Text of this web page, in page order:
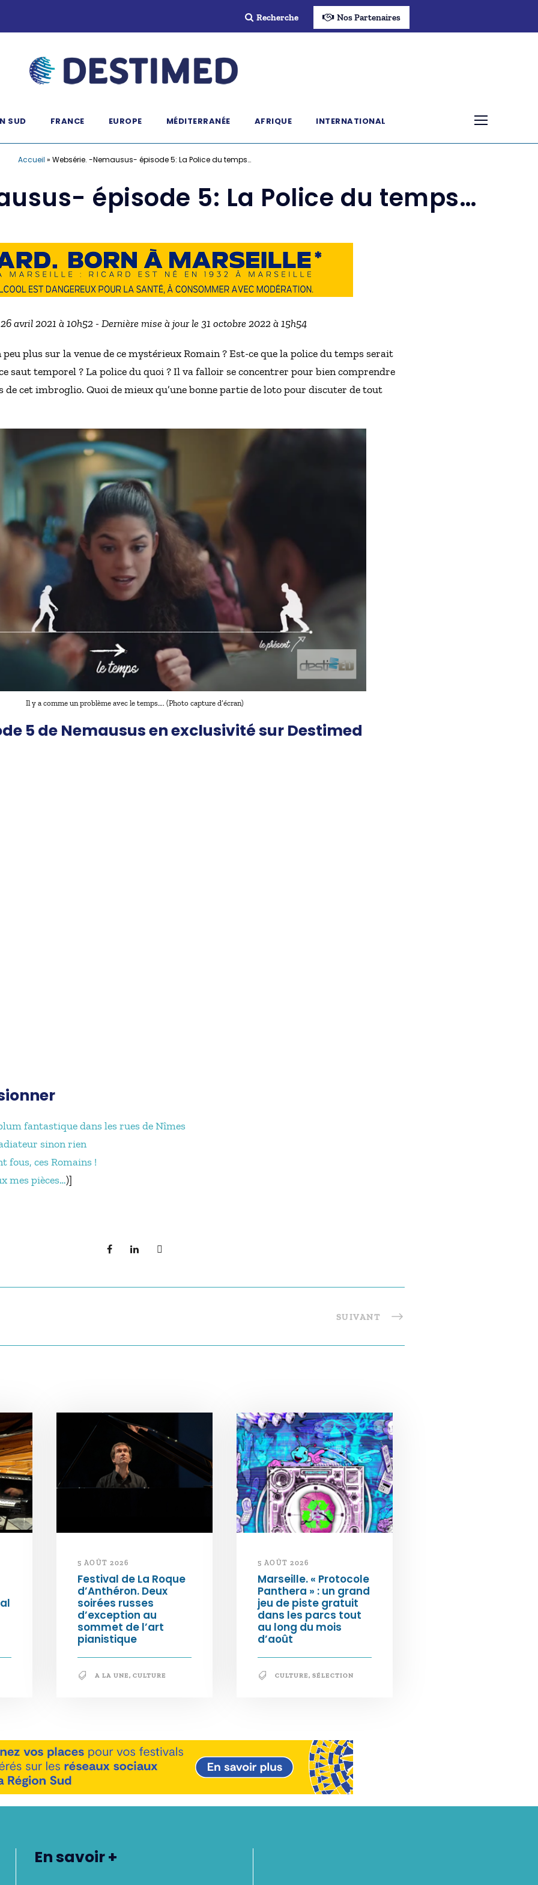
Recherche Nos Partenaires
SUD FRANCE EUROPE MÉDITERRANÉE AFRIQUE INTERNATIONAL
Accueil » Websérie. -Nemausus- épisode 5: La Police du temps…
épisode 5: La Police du temps…
avril 2021 à 10h52 - Dernière mise à jour le 31 octobre 2022 à 15h54
plus sur la venue de ce mystérieux Romain ? Est-ce que la police du temps serait
saut temporel ? La police du quoi ? Il va falloir se concentrer pour bien comprendre
de cet imbroglio. Quoi de mieux qu’une bonne partie de loto pour discuter de tout
Il y a comme un problème avec le temps…. (Photo capture d’écran)
5 de Nemausus en exclusivité sur Destimed
fantastique dans les rues de Nîmes
sinon rien
fous, ces Romains !
mes pièces…)]
SUIVANT
5 AOÛT 2026
Festival de La Roque
d’Anthéron. Deux
soirées russes
d’exception au
sommet de l’art
pianistique
A LA UNE, CULTURE
5 AOÛT 2026
Marseille. « Protocole
Panthera » : un grand
jeu de piste gratuit
dans les parcs tout
au long du mois
d’août
CULTURE, SÉLECTION
En savoir +